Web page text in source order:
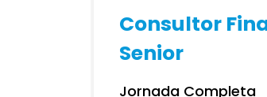
Consultor
Junior
Jornada Completa